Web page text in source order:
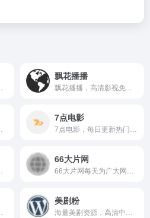
飘花播播
7点电影
66大片网
美剧粉